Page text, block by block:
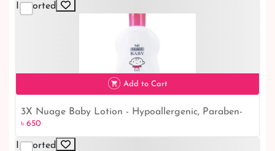
Imported
৳ 650
Add to Cart
3X Nuage Baby Lotion - Hypoallergenic, Paraben-
Free Moisturizer for Kids & Children (300ml)
৳ 650
Imported